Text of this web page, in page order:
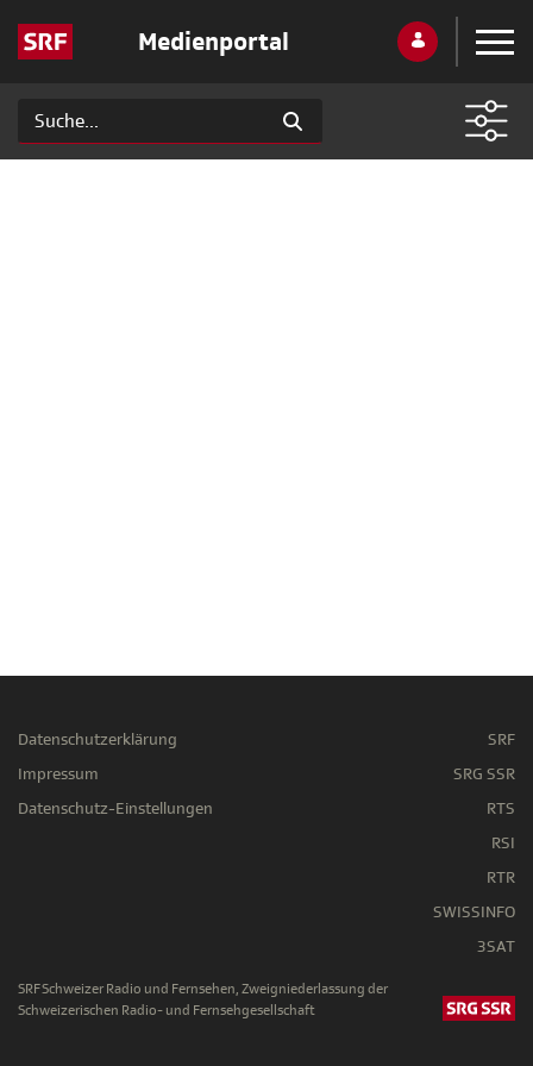
Medienportal
Datenschutzerklärung
Impressum
Datenschutz-Einstellungen
SRF
SRG SSR
RTS
RSI
RTR
SWISSINFO
3SAT
SRF Schweizer Radio und Fernsehen, Zweigniederlassung der
Schweizerischen Radio- und Fernsehgesellschaft